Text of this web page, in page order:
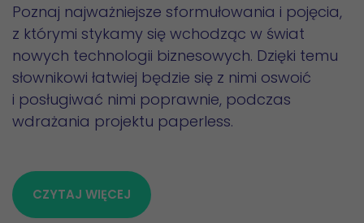
Poznaj najważniejsze sformułowania i pojęcia,
z którymi stykamy się wchodząc w świat
nowych technologii biznesowych. Dzięki temu
słownikowi łatwiej będzie się z nimi oswoić
i posługiwać nimi poprawnie, podczas
wdrażania projektu paperless.
CZYTAJ WIĘCEJ